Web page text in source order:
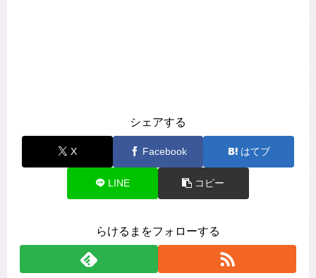
シェアする
X Facebook はてブ
LINE コピー
らけるまをフォローする